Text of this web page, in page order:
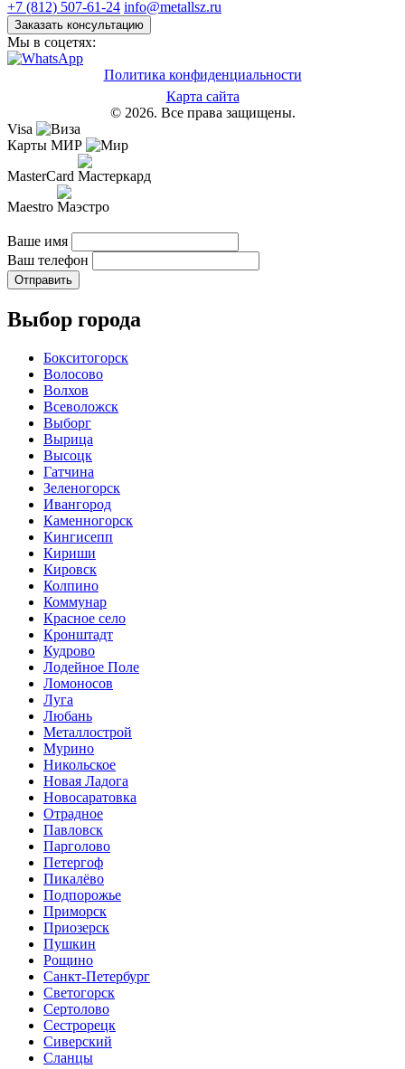
+7 (812) 507-61-24 info@metallsz.ru
Заказать консультацию
Мы в соцетях:
Политика конфиденциальности
Карта сайта
© 2026. Все права защищены.
Visa
Карты МИР
MasterCard
Maestro
Ваше имя
Ваш телефон
Отправить
Выбор города
Бокситогорск
Волосово
Волхов
Всеволожск
Выборг
Вырица
Высоцк
Гатчина
Зеленогорск
Ивангород
Каменногорск
Кингисепп
Кириши
Кировск
Колпино
Коммунар
Красное село
Кронштадт
Кудрово
Лодейное Поле
Ломоносов
Луга
Любань
Металлострой
Мурино
Никольское
Новая Ладога
Новосаратовка
Отрадное
Павловск
Парголово
Петергоф
Пикалёво
Подпорожье
Приморск
Приозерск
Пушкин
Рощино
Санкт-Петербург
Светогорск
Сертолово
Сестрорецк
Сиверский
Сланцы